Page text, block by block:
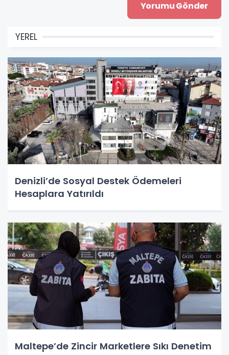
YEREL
Denizli’de Sosyal Destek Ödemeleri
Hesaplara Yatırıldı
Maltepe’de Zincir Marketlere Sıkı Denetim